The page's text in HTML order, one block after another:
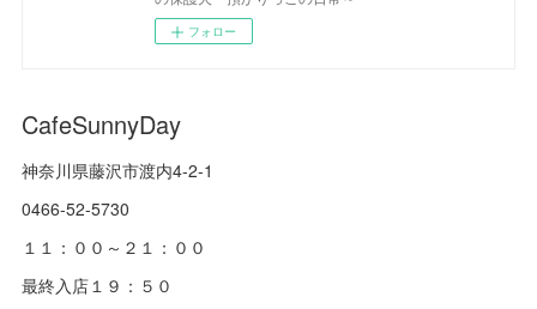
フォロー
CafeSunnyDay
神奈川県藤沢市渡内4-2-1
0466-52-5730
１１：００～２１：００
最終入店１９：５０